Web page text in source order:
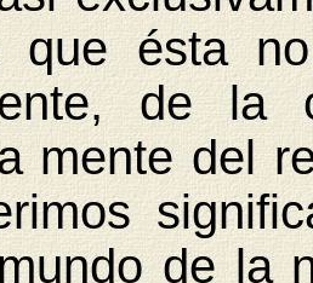
que ésta
de la
mente del
de la